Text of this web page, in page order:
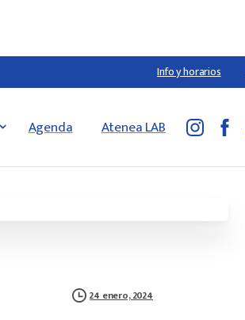
Info y horarios
Agenda Atenea LAB
24 enero, 2024